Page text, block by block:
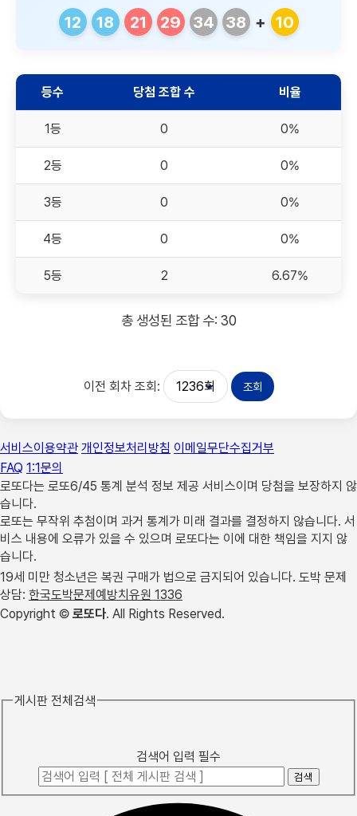
12 18 21 29 34 38 + 10
등수 당첨 조합 수 비율
1등 0 0%
2등 0 0%
3등 0 0%
4등 0 0%
5등 2 6.67%
총 생성된 조합 수: 30
이전 회차 조회:
서비스이용약관 개인정보처리방침 이메일무단수집거부
FAQ 1:1문의
로또다는 로또6/45 통계 분석 정보 제공 서비스이며 당첨을 보장하지 않
습니다.
로또는 무작위 추첨이며 과거 통계가 미래 결과를 결정하지 않습니다. 서
비스 내용에 오류가 있을 수 있으며 로또다는 이에 대한 책임을 지지 않
습니다.
19세 미만 청소년은 복권 구매가 법으로 금지되어 있습니다. 도박 문제
상담: 한국도박문제예방치유원 1336
Copyright © 로또다. All Rights Reserved.
게시판 전체검색
검색어 입력 필수
검색